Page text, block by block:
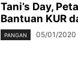
Tani’s Day,
Bantuan KUR
PANGAN 05/01/2020